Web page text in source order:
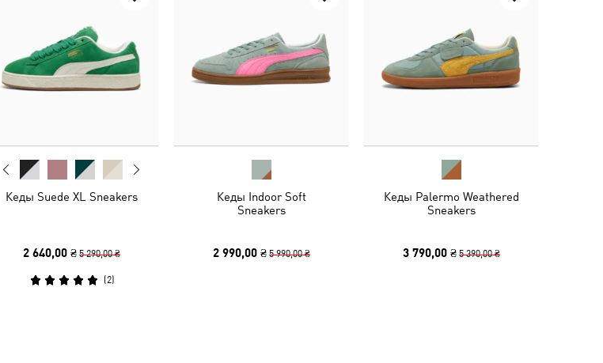
Кеды Suede XL Sneakers
2 640,00 ₴ 5 290,00 ₴
(2)
Кеды Indoor Soft
Sneakers
2 990,00 ₴ 5 990,00 ₴
Кеды Palermo Weathered
Sneakers
3 790,00 ₴ 5 390,00 ₴